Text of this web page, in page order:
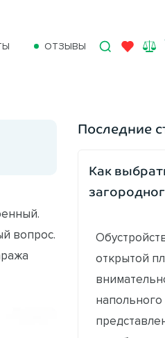
ОТЗЫВЫ
вопрос.
Последние
Как
открытой
напольного